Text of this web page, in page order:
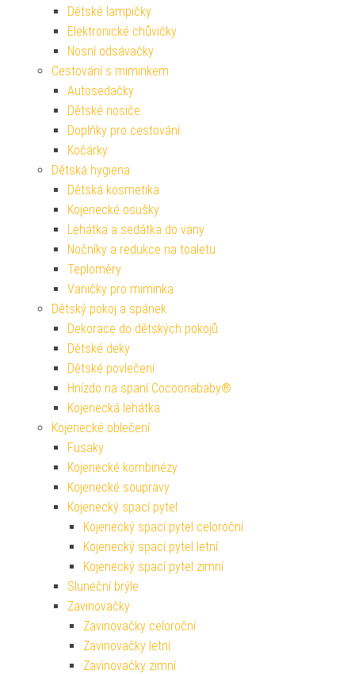
Dětské lampičky
Elektronické chůvičky
Nosní odsávačky
Cestování s miminkem
Autosedačky
Dětské nosiče
Doplňky pro cestování
Kočárky
Dětská hygiena
Dětská kosmetika
Kojenecké osušky
Lehátka a sedátka do vany
Nočníky a redukce na toaletu
Teploměry
Vaničky pro miminka
Dětský pokoj a spánek
Dekorace do dětských pokojů
Dětské deky
Dětské povlečení
Hnízdo na spaní Cocoonababy®
Kojenecká lehátka
Kojenecké oblečení
Fusaky
Kojenecké kombinézy
Kojenecké soupravy
Kojenecký spací pytel
Kojenecký spací pytel celoroční
Kojenecký spací pytel letní
Kojenecký spací pytel zimní
Sluneční brýle
Zavinovačky
Zavinovačky celoroční
Zavinovačky letní
Zavinovačky zimní